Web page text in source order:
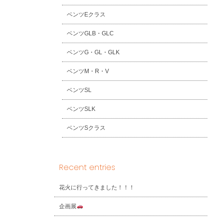
ベンツEクラス
ベンツGLB・GLC
ベンツG・GL・GLK
ベンツM・R・V
ベンツSL
ベンツSLK
ベンツSクラス
Recent entries
花火に行ってきました！！！
企画展